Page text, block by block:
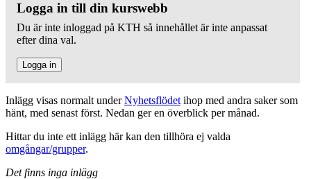
Logga in till din kurswebb
Du är inte inloggad på KTH så innehållet är inte anpassat
efter dina val.
Logga in
Inlägg visas normalt underNyhetsflödet ihop med andra saker som
hänt, med senast först. Nedan ger en överblick per månad.
Hittar du inte ett inlägg här kan den tillhöra ej valda
omgångar/grupper.
Det finns inga inlägg